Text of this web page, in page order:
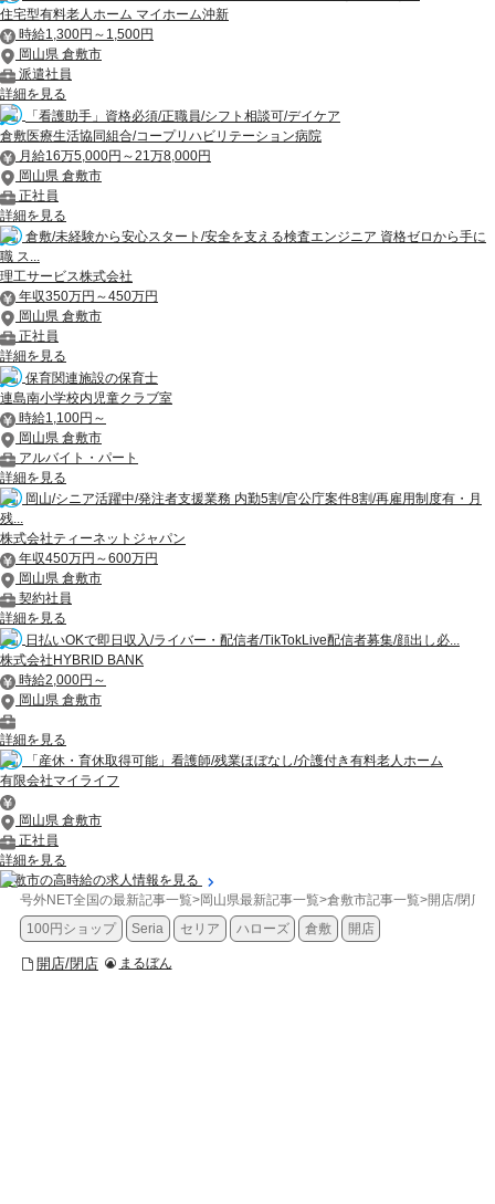
住宅型有料老人ホーム マイホーム沖新
時給1,300円～1,500円
岡山県 倉敷市
派遣社員
詳細を見る
「看護助手」資格必須/正職員/シフト相談可/デイケア
倉敷医療生活協同組合/コープリハビリテーション病院
月給16万5,000円～21万8,000円
岡山県 倉敷市
正社員
詳細を見る
倉敷/未経験から安心スタート/安全を支える検査エンジニア 資格ゼロから手に
職 ス...
理工サービス株式会社
年収350万円～450万円
岡山県 倉敷市
正社員
詳細を見る
保育関連施設の保育士
連島南小学校内児童クラブ室
時給1,100円～
岡山県 倉敷市
アルバイト・パート
詳細を見る
岡山/シニア活躍中/発注者支援業務 内勤5割/官公庁案件8割/再雇用制度有・月
残...
株式会社ティーネットジャパン
年収450万円～600万円
岡山県 倉敷市
契約社員
詳細を見る
日払いOKで即日収入/ライバー・配信者/TikTokLive配信者募集/顔出し必...
株式会社HYBRID BANK
時給2,000円～
岡山県 倉敷市
詳細を見る
「産休・育休取得可能」看護師/残業ほぼなし/介護付き有料老人ホーム
有限会社マイライフ
岡山県 倉敷市
正社員
詳細を見る
倉敷市の高時給の求人情報を見る
号外NET全国の最新記事一覧>岡山県最新記事一覧>倉敷市記事一覧>開店/閉店
100円ショップ
Seria セリア ハローズ 倉敷 開店
開店/閉店 まるぼん